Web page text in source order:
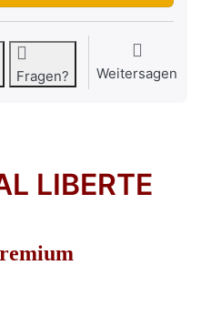
Fragen? Weitersagen
LIBERTE